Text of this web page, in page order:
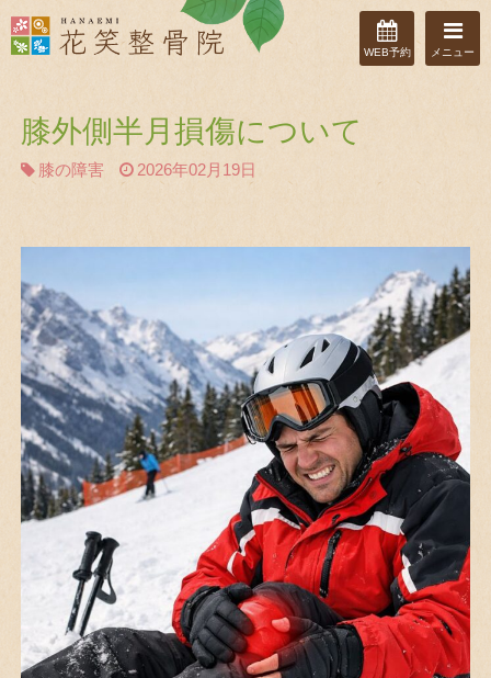
WEB予約 メニュー
膝外側半月損傷について
膝の障害 2026年02月19日